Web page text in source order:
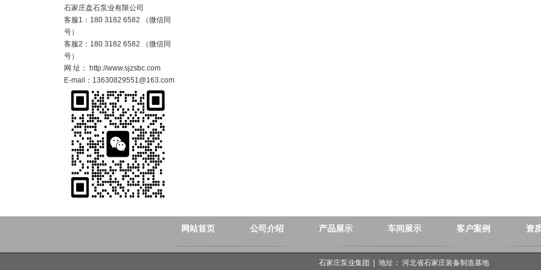
石家庄盘石泵业有限公司
客服1：180 3182 6582 （微信同
号）
客服2：180 3182 6582 （微信同
号）
网 址： http://www.sjzsbc.com
E-mail：13630829551@163.com
网站首页 公司介绍 产品展示 车间展示 客户案例 资
石家庄泵业集团 | 地址： 河北省石家庄装备制造基地